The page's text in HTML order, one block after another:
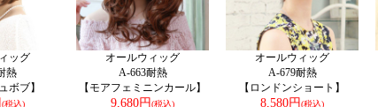
ッグ
熱
ボブ】
(税込)
オールウィッグ
A-663耐熱
【モアフェミニンカール】
9,680円(税込)
オールウィッグ
A-679耐熱
【ロンドンショート】
8,580円(税込)